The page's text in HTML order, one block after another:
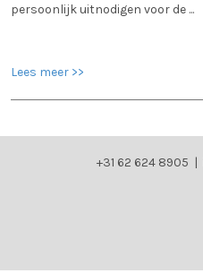
persoonlijk uitnodigen voor de ...
Lees meer >>
+31 62 624 8905 |